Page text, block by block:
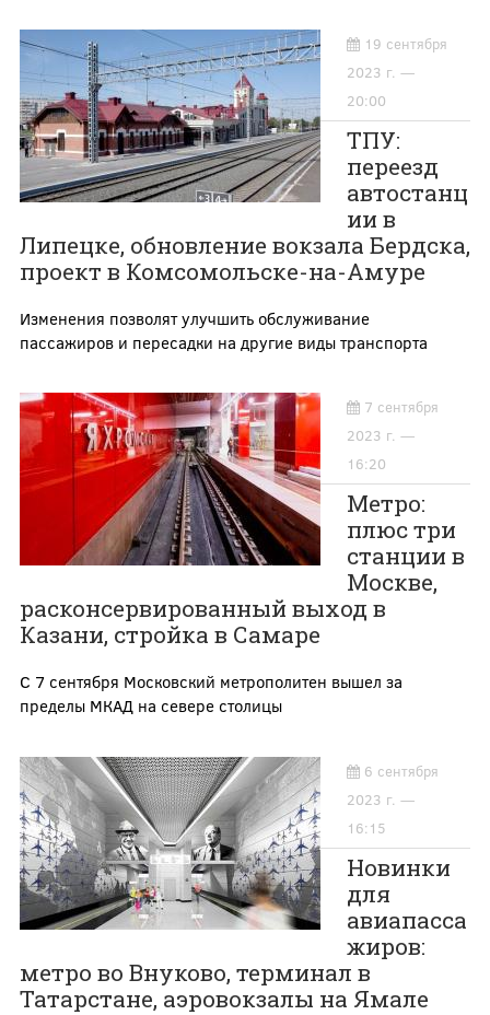
19 сентября
2023 г. —
20:00
ТПУ:
переезд
автостанц
ии в
Липецке, обновление вокзала Бердска,
проект в Комсомольске-на-Амуре
Изменения позволят улучшить обслуживание
пассажиров и пересадки на другие виды транспорта
7 сентября
2023 г. —
16:20
Метро:
плюс три
станции в
Москве,
расконсервированный выход в
Казани, стройка в Самаре
С 7 сентября Московский метрополитен вышел за
пределы МКАД на севере столицы
6 сентября
2023 г. —
16:15
Новинки
для
авиапасса
жиров:
метро во Внуково, терминал в
Татарстане, аэровокзалы на Ямале